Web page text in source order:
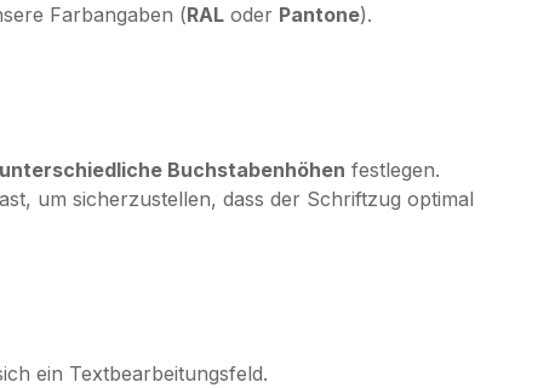
Farbangaben (RALoder Pantone).
Buchstabenhöhen festlegen.
um sicherzustellen, dass der Schriftzug optimal
ein Textbearbeitungsfeld.